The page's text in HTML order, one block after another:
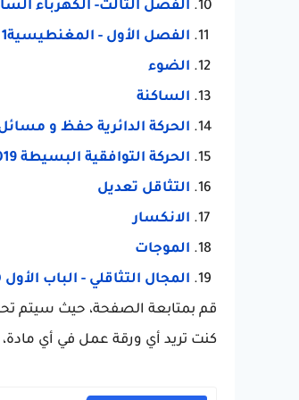
الفصل الثالث- الكهرباء
الفصل الأول - المغنطيسية1
الضوء
الساكنة
الحركة الدائرية حفظ و
الحركة التوافقية البسيطة 2019
التثاقل تعديل
الانكسار
الموجات
المجال التثاقلي - الباب الأول 2020
قم بمتابعة الصفحة، حيث سيتم
كنت تريد أي ورقة عمل في أي مادة،